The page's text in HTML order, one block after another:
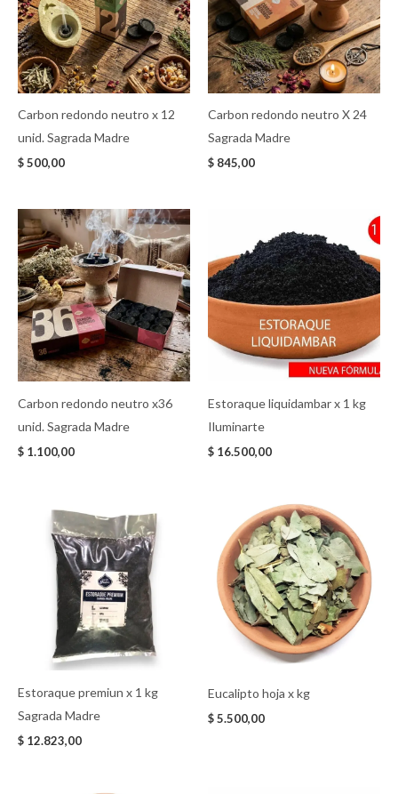
Carbon redondo neutro x 12
unid. Sagrada Madre
$500,00
Carbon redondo neutro X 24
Sagrada Madre
$ 845,00
Carbon redondo neutro x36
unid. Sagrada Madre
$ 1.100,00
Estoraque liquidambar x 1 kg
Iluminarte
$ 16.500,00
Estoraque premiun x 1 kg
Sagrada Madre
$ 12.823,00
Eucalipto hoja x kg
$5.500,00